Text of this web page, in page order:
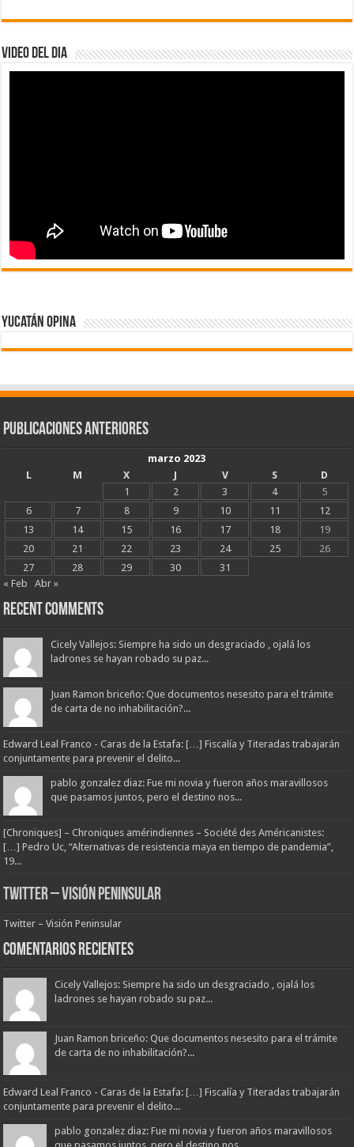
Video del dia
Yucatán Opina
Publicaciones Anteriores
marzo 2023
L
M X J V S
D
1
2 3 4
5
6
7 8 9 10 11
12
13
14 15 16 17 18
19
20
21 22 23 24 25
26
27
28 29 30
31
« Feb
Abr »
Recent Comments
Cicely Vallejos: Siempre ha sido un desgraciado , ojalá los
ladrones se hayan robado su paz...
Juan Ramon briceño: Que documentos nesesito para el trámite
de carta de no inhabilitación?...
Edward Leal Franco - Caras de la Estafa: […] Fiscalía y Titeradas trabajarán
conjuntamente para prevenir el delito...
pablo gonzalez diaz: Fue mi novia y fueron años maravillosos
que pasamos juntos, pero el destino nos...
[Chroniques] – Chroniques amérindiennes – Société des Américanistes:
[…] Pedro Uc, “Alternativas de resistencia maya en tiempo de pandemia”,
19...
Twitter – Visión Peninsular
Twitter – Visión Peninsular
Comentarios Recientes
Cicely Vallejos: Siempre ha sido un desgraciado , ojalá los
ladrones se hayan robado su paz...
Juan Ramon briceño: Que documentos nesesito para el trámite
de carta de no inhabilitación?...
Edward Leal Franco - Caras de la Estafa: […] Fiscalía y Titeradas trabajarán
conjuntamente para prevenir el delito...
pablo gonzalez diaz: Fue mi novia y fueron años maravillosos